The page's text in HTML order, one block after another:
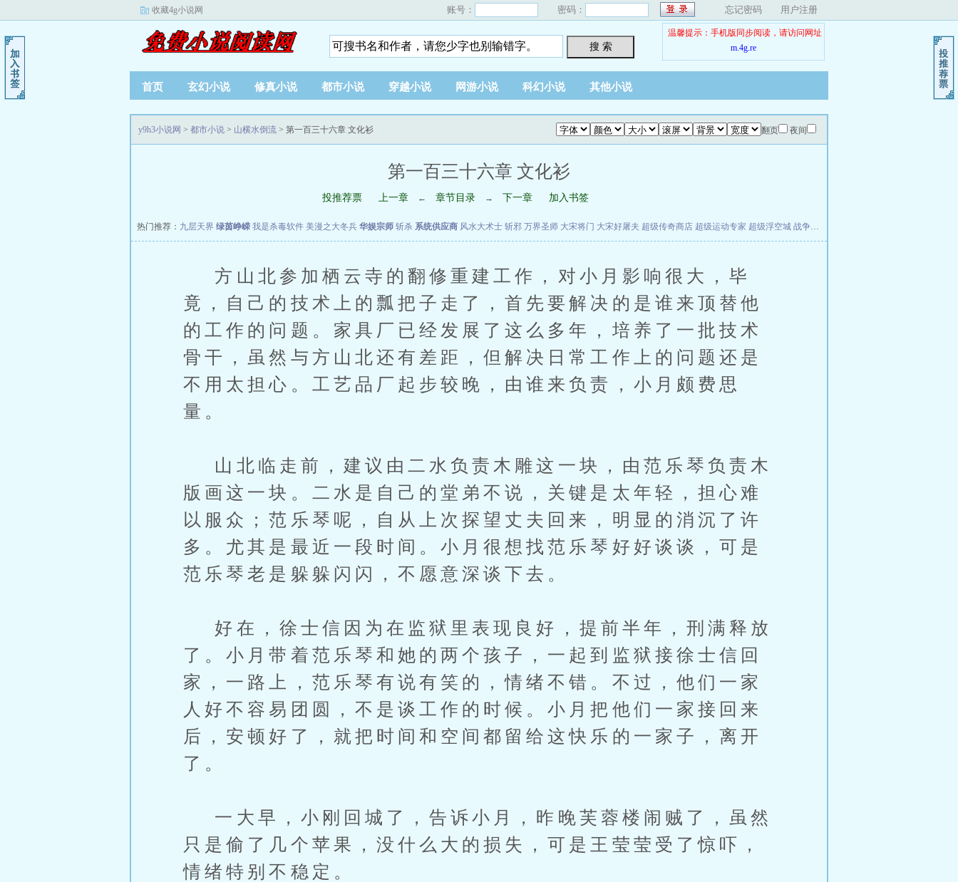
收藏4g小说网 账号： 密码： 忘记密码 用户注册
搜 索
温馨提示：手机版同步阅读，请访问网址
m.4g.re
首页 玄幻小说 修真小说 都市小说 穿越小说 网游小说 科幻小说 其他小说
翻页 夜间
y9h3小说网 > 都市小说 > 山横水倒流 > 第一百三十六章 文化衫
第一百三十六章 文化衫
投推荐票 上一章 ← 章节目录 → 下一章 加入书签
热门推荐： 九层天界 绿茵峥嵘 我是杀毒软件 美漫之大冬兵 华娱宗师 斩杀 系统供应商 风水大术士 斩邪 万界圣师 大宋将门 大宋好屠夫 超级传奇商店 超级运动专家 超级浮空城 战争天堂
方山北参加栖云寺的翻修重建工作，对小月影响很大，毕
竟，自己的技术上的瓢把子走了，首先要解决的是谁来顶替他
的工作的问题。家具厂已经发展了这么多年，培养了一批技术
骨干，虽然与方山北还有差距，但解决日常工作上的问题还是
不用太担心。工艺品厂起步较晚，由谁来负责，小月颇费思
量。
山北临走前，建议由二水负责木雕这一块，由范乐琴负责木
版画这一块。二水是自己的堂弟不说，关键是太年轻，担心难
以服众；范乐琴呢，自从上次探望丈夫回来，明显的消沉了许
多。尤其是最近一段时间。小月很想找范乐琴好好谈谈，可是
范乐琴老是躲躲闪闪，不愿意深谈下去。
好在，徐士信因为在监狱里表现良好，提前半年，刑满释放
了。小月带着范乐琴和她的两个孩子，一起到监狱接徐士信回
家，一路上，范乐琴有说有笑的，情绪不错。不过，他们一家
人好不容易团圆，不是谈工作的时候。小月把他们一家接回来
后，安顿好了，就把时间和空间都留给这快乐的一家子，离开
了。
一大早，小刚回城了，告诉小月，昨晚芙蓉楼闹贼了，虽然
只是偷了几个苹果，没什么大的损失，可是王莹莹受了惊吓，
情绪特别不稳定。